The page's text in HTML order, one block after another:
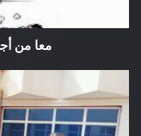
معا من
مركز
ايواء
الرياضيين